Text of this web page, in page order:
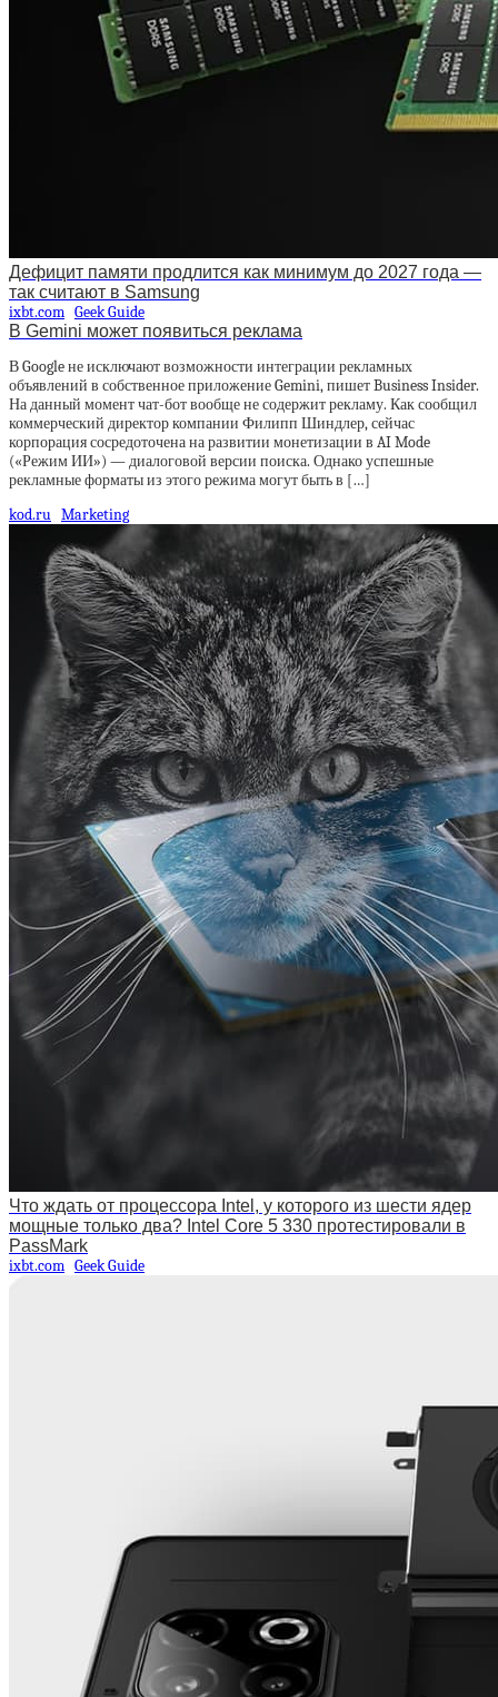
Дефицит памяти продлится как минимум до 2027 года —
так считают в Samsung
ixbt.com Geek Guide
В Gemini может появиться реклама
В Google не исключают возможности интеграции рекламных
объявлений в собственное приложение Gemini, пишет Business Insider.
На данный момент чат-бот вообще не содержит рекламу. Как сообщил
коммерческий директор компании Филипп Шиндлер, сейчас
корпорация сосредоточена на развитии монетизации в AI Mode
(«Режим ИИ») — диалоговой версии поиска. Однако успешные
рекламные форматы из этого режима могут быть в […]
kod.ru Marketing
Что ждать от процессора Intel, у которого из шести ядер
мощные только два? Intel Core 5 330 протестировали в
PassMark
ixbt.com Geek Guide